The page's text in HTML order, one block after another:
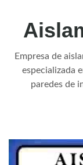
Empresa de
especializada
paredes de